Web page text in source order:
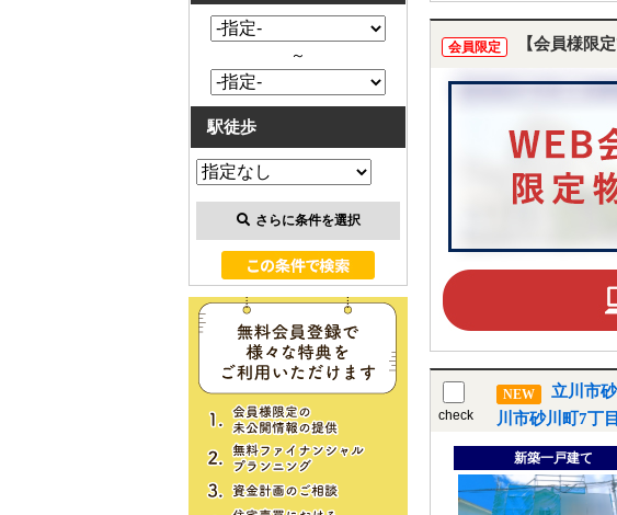
会員限定 【会員様限
check
NEW
立川市
川市砂川町7丁
新築一戸建て
～
駅徒歩
さらに条件を選択